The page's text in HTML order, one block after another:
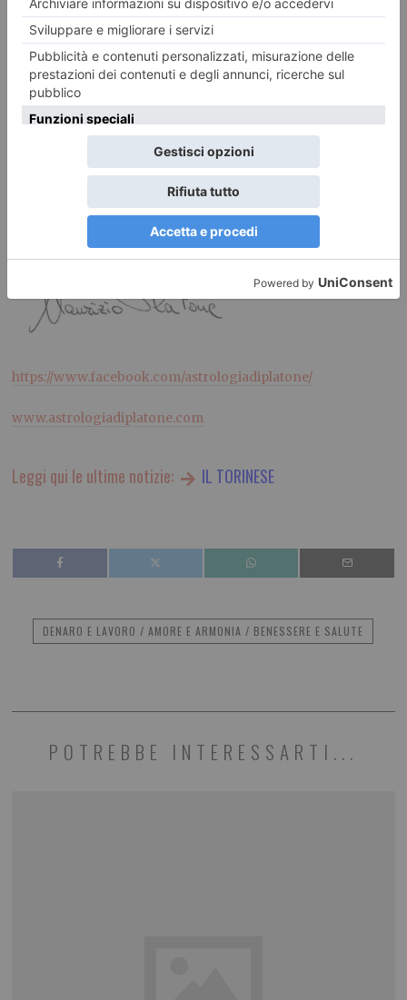
BENESSERE E SALUTE.Ci sono alcuni veri amici che sanno
capire ciò che provate. Siete persone pure anche quando
peccate e, a volte, le persone che vi circondano non
capiscono che non è la mansuetudine che vi realizza.
https://www.facebook.com/astrologiadiplatone/
www.astrologiadiplatone.com
Leggi qui le ultime notizie: IL TORINESE
DENARO E LAVORO / AMORE E ARMONIA / BENESSERE E SALUTE
POTREBBE INTERESSARTI...